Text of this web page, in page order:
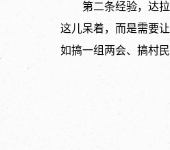
第二条经验，达
这儿呆着，而是需要
如搞一组两会、搞村